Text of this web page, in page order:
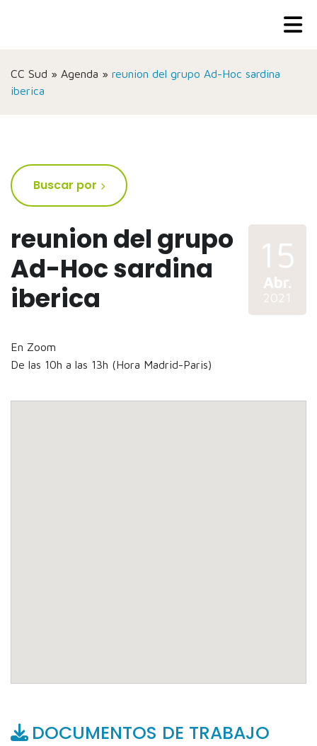
CC Sud » Agenda » reunion del grupo Ad-Hoc sardina
iberica
reunion del grupo
Ad-Hoc sardina
iberica
En Zoom
De las 10h a las 13h (Hora Madrid-Paris)
15
Abr.
2021
DOCUMENTOS DE TRABAJO
Buscar por